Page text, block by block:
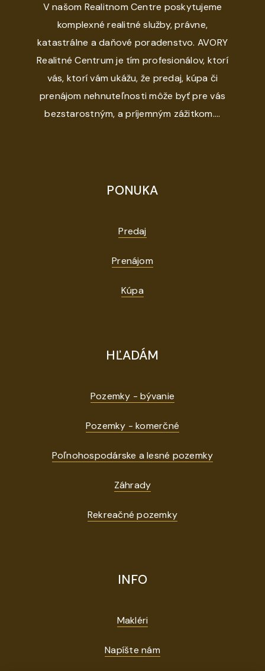
V našom Realitnom Centre poskytujeme
komplexné realitné služby, právne,
katastrálne a daňové poradenstvo. AVORY
Realitné Centrum je tím profesionálov, ktorí
vás, ktorí vám ukážu, že predaj, kúpa či
prenájom nehnuteľnosti môže byť pre vás
bezstarostným, a príjemným zážitkom....
PONUKA
Predaj
Prenájom
Kúpa
HĽADÁM
Pozemky - bývanie
Pozemky - komerčné
Poľnohospodárske a lesné pozemky
Záhrady
Rekreačné pozemky
INFO
Makléri
Napíšte nám